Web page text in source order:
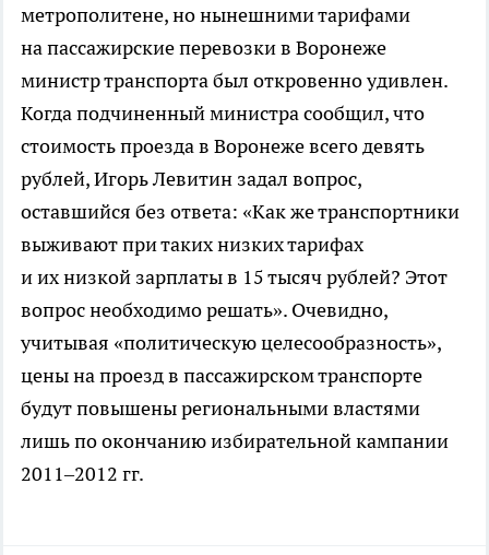
метрополитене, но нынешними тарифами
на пассажирские перевозки в Воронеже
министр транспорта был откровенно удивлен.
Когда подчиненный министра сообщил, что
стоимость проезда в Воронеже всего девять
рублей, Игорь Левитин задал вопрос,
оставшийся без ответа: «Как же транспортники
выживают при таких низких тарифах
и их низкой зарплаты в 15 тысяч рублей? Этот
вопрос необходимо решать». Очевидно,
учитывая «политическую целесообразность»,
цены на проезд в пассажирском транспорте
будут повышены региональными властями
лишь по окончанию избирательной кампании
2011–2012 гг.